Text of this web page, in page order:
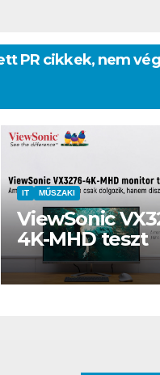
PR cikkek, nem
IT MŰSZAKI
ViewSonic
4K-MHD teszt